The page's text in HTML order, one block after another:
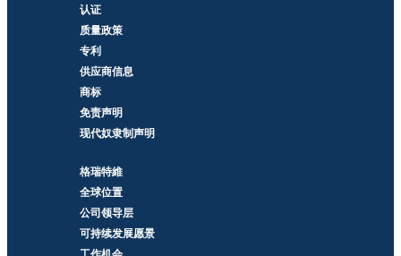
认证
质量政策
专利
供应商信息
商标
免责声明
现代奴隶制声明
格瑞特維
全球位置
公司领导层
可持续发展愿景